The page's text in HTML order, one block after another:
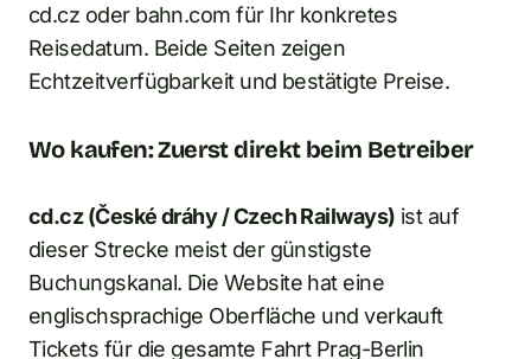
cd.cz oder bahn.com für Ihr konkretes
Reisedatum. Beide Seiten zeigen
Echtzeitverfügbarkeit und bestätigte Preise.
Wo kaufen: Zuerst direkt beim Betreiber
cd.cz (České dráhy / Czech Railways) ist auf
dieser Strecke meist der günstigste
Buchungskanal. Die Website hat eine
englischsprachige Oberfläche und verkauft
Tickets für die gesamte Fahrt Prag-Berlin